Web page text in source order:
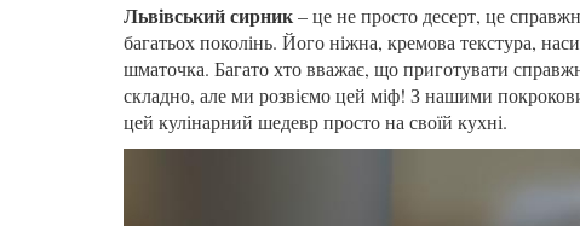
Львівський сирник– це не просто десерт, це
багатьох поколінь. Його ніжна, кремова текстура,
шматочка. Багато хто вважає, що приготувати
складно, але ми розвіємо цей міф! З нашими
цей кулінарний шедевр просто на своїй кухні.